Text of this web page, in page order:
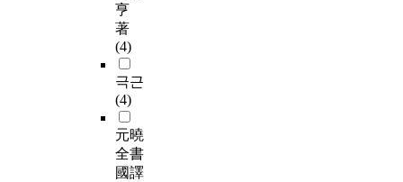
亨
著
(4)
극근
(4)
元曉
全書
國譯